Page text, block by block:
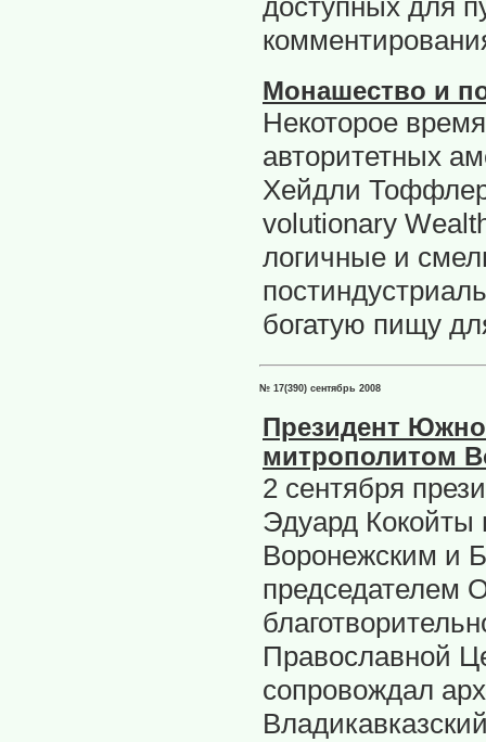
доступных для
Монашество и
Некоторое
авторитетных
Хейдли
volutionary
логичные и
богатую пищу
№ 17(390) сентябрь 2008
Президент
митрополитом
2 сентября
Эдуард Кокойты
Воронежским и
председателем
Православной
сопровождал